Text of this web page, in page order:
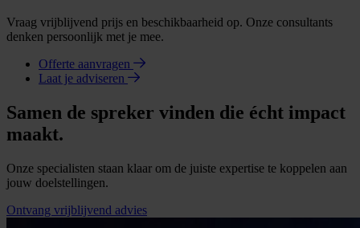
Vraag vrijblijvend prijs en beschikbaarheid op. Onze consultants
denken persoonlijk met je mee.
Offerte aanvragen
Laat je adviseren
Samen de spreker vinden die écht impact
maakt.
Onze specialisten staan klaar om de juiste expertise te koppelen aan
jouw doelstellingen.
Ontvang vrijblijvend advies